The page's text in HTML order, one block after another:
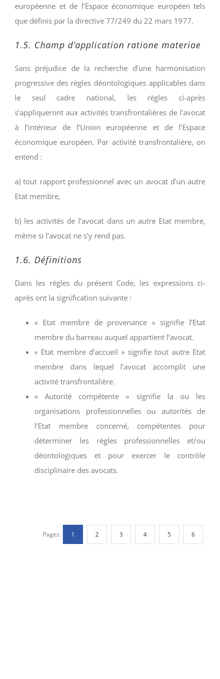
européenne et de l’Espace économique européen tels
que définis par la directive 77/249 du 22 mars 1977.
1.5. Champ d’application ratione materiae
Sans préjudice de la recherche d’une harmonisation
progressive des règles déontologiques applicables dans
le seul cadre national, les règles ci-après
s’appliqueront aux activités transfrontalières de l’avocat
à l’intérieur de l’Union européenne et de l’Espace
économique européen. Par activité transfrontalière, on
entend :
a) tout rapport professionnel avec un avocat d’un autre
Etat membre,
b) les activités de l’avocat dans un autre Etat membre,
même si l’avocat ne s’y rend pas.
1.6. Définitions
Dans les règles du présent Code, les expressions ci-
après ont la signification suivante :
« Etat membre de provenance » signifie l’Etat
membre du barreau auquel appartient l’avocat.
« Etat membre d’accueil » signifie tout autre Etat
membre dans lequel l’avocat accomplit une
activité transfrontalière.
« Autorité compétente » signifie la ou les
organisations professionnelles ou autorités de
l’Etat membre concerné, compétentes pour
déterminer les règles professionnelles et/ou
déontologiques et pour exercer le contrôle
disciplinaire des avocats.
Pages: 1 2 3 4 5 6